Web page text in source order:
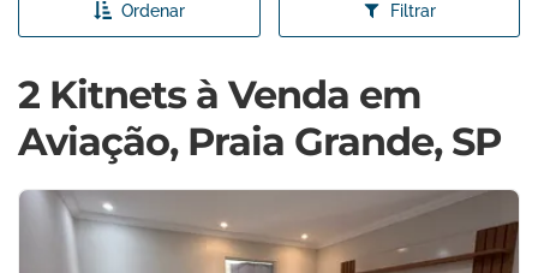
Ordenar Filtrar
2 Kitnets à Venda em
Aviação, Praia Grande, SP